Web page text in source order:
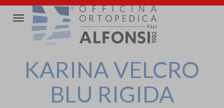
Attiva/disattiva
navigazione
KARINA VELCRO
BLU RIGIDA